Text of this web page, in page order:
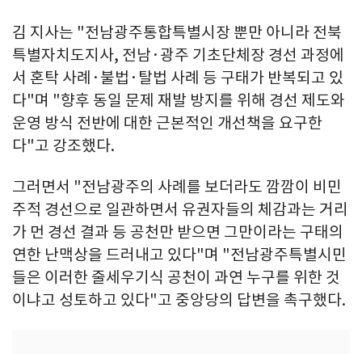
김 지사는 "전남광주통합특별시장 뿐만 아니라 전북
특별자치도지사, 전남·광주 기초단체장 경선 과정에
서 혼탁 사례·불법·탈법 사례 등 구태가 반복되고 있
다"며 "향후 동일 문제 재발 방지를 위해 경선 제도와
운영 방식 전반에 대한 근본적인 개선책을 요구한
다"고 강조했다.
그러면서 "전남광주의 사례를 보더라도 깜깜이 비민
주적 경선으로 일관하면서 유권자들의 체감과는 거리
가 먼 경선 결과 등 공천만 받으면 그만이라는 구태의
연한 난맥상을 드러내고 있다"며 "전남광주특별시민
들은 이러한 줄세우기식 공천이 과연 누구를 위한 것
이냐고 성토하고 있다"고 중앙당의 답변을 촉구했다.